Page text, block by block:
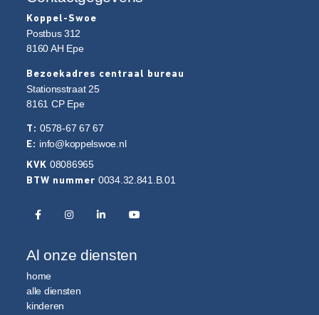
Koppel-Swoe
Postbus 312
8160 AH Epe
Bezoekadres centraal bureau
Stationsstraat 25
8161 CP Epe
T:0578-67 67 67
E: info@koppelswoe.nl
KVK 08086965
BTW nummer 0034.32.841.B.01
Al onze diensten
home
alle diensten
kinderen